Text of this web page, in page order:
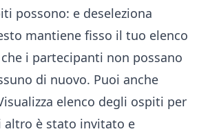
possono: e deseleziona
mantiene fisso il tuo elenco
i partecipanti non possano
di nuovo. Puoi anche
elenco degli ospiti per
altro è stato invitato e